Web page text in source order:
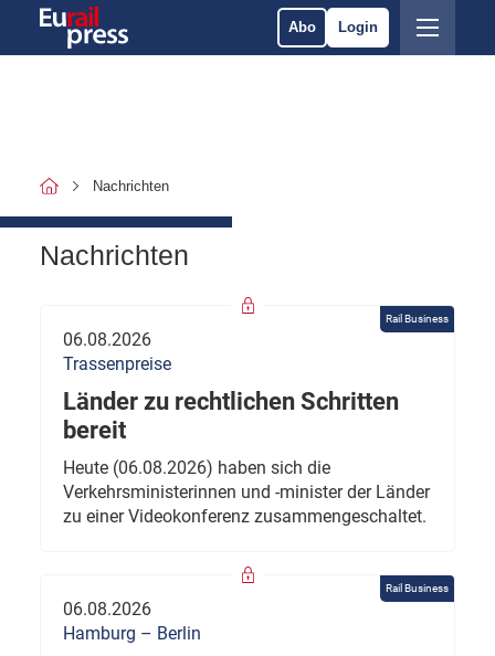
Abo Login
Nachrichten
Nachrichten
Rail Business
06.08.2026
Trassenpreise
Länder zu rechtlichen Schritten
bereit
Heute (06.08.2026) haben sich die
Verkehrsministerinnen und -minister der Länder
zu einer Videokonferenz zusammengeschaltet.
Rail Business
06.08.2026
Hamburg – Berlin